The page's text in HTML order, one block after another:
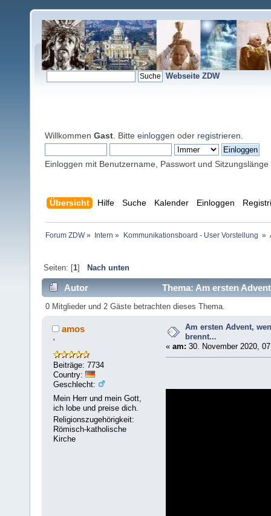
Webseite ZDW
Willkommen Gast . Bitte einloggen oder registrieren
Einloggen mit Benutzername, Passwort und Sitzungslänge
Übersicht Hilfe Suche Kalender Einloggen
Forum ZDW» Intern » Kommunikationsboard - User Vorstellung »
Seiten: [1] Nach unten
Autor Thema: Am ersten
0 Mitglieder und 2 Gäste betrachten dieses Thema.
amos
'
Beiträge: 7734
Country:
Geschlecht:
Mein Herr und mein Gott,
ich lobe und preise dich.
Religionszugehörigkeit:
Römisch-katholische
Kirche
Am ersten Advent,
brennt...
« am: 30. November 2020,